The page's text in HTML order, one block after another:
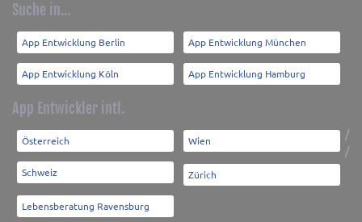
Suche in...
App Entwicklung Berlin App Entwicklung München
App Entwicklung Köln App Entwicklung Hamburg
App Entwickler intl.
Österreich /
Wien
Schweiz
/
Zürich
Lebensberatung Ravensburg